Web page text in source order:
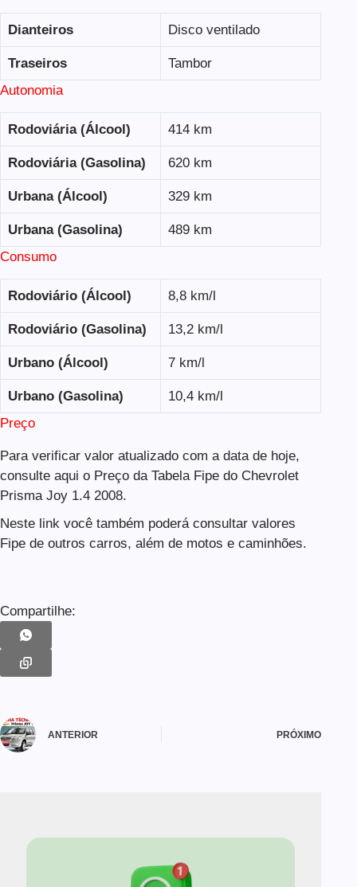
Dianteiros Disco ventilado
Traseiros
Tambor
Autonomia
Rodoviária (Álcool) 414 km
Rodoviária (Gasolina) 620 km
Urbana (Álcool) 329 km
Urbana (Gasolina)
489 km
Consumo
Rodoviário (Álcool) 8,8 km/l
Rodoviário (Gasolina) 13,2 km/l
Urbano (Álcool) 7 km/l
Urbano (Gasolina)
10,4 km/l
Preço
Para verificar valor atualizado com a data de hoje,
consulte aqui o Preço da Tabela Fipe do Chevrolet
Prisma Joy 1.4 2008.
Neste link você também poderá consultar valores
Fipe de outros carros, além de motos e caminhões.
Compartilhe:
ANTERIOR PRÓXIMO